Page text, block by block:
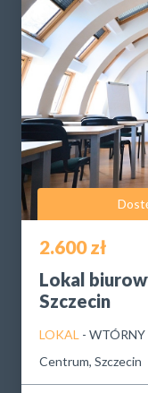
2.600 zł
Lokal
Szczecin
LOKAL - WTÓRNY
Centrum, Szczecin